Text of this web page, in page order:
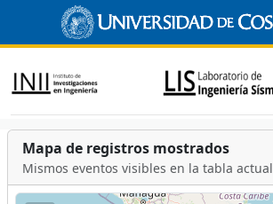
Mapa de registros mostrados
Mismos eventos visibles en la tabla actual